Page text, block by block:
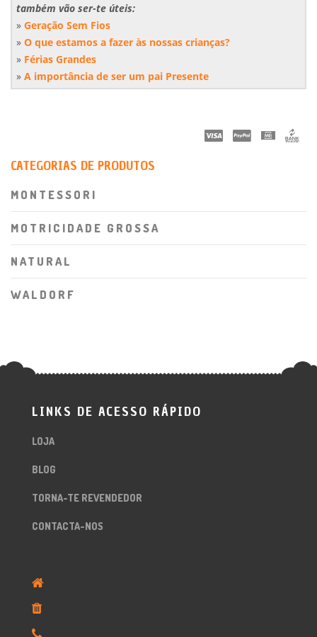
também vão ser-te úteis:
» Geração Sem Fios
» O que estamos a fazer às nossas crianças?
» Férias Grandes
» A importância de ser um pai Presente
CATEGORIAS DE PRODUTOS
MONTESSORI
MOTRICIDADE GROSSA
NATURAL
WALDORF
LINKS DE ACESSO RÁPIDO
LOJA
BLOG
TORNA-TE REVENDEDOR
CONTACTA-NOS